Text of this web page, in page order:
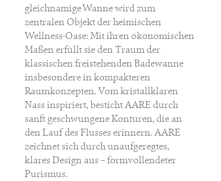
gleichnamige Wanne wird zum
zentralen Objekt der heimischen
Wellness-Oase: Mit ihren ökonomischen
Maßen erfüllt sie den Traum der
klassischen freistehenden Badewanne
insbesondere in kompakteren
Raumkonzepten. Vom kristallklaren
Nass inspiriert, besticht AARE durch
sanft geschwungene Konturen, die an
den Lauf des Flusses erinnern. AARE
zeichnet sich durch unaufgeregtes,
klares Design aus – formvollendeter
Purismus.